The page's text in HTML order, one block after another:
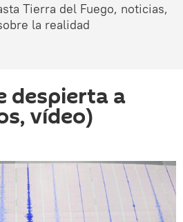
Tierra del Fuego, noticias,
la realidad
despierta a
vídeo)